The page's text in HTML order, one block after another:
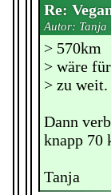
Re:
Autor: Tanja
> 570km
> wäre
> zu weit.
Dann
knapp 70
Tanja